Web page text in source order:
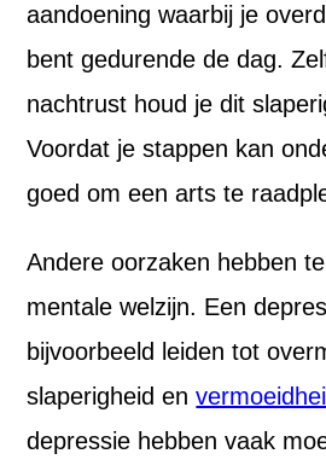
aandoening waarbij je
bent gedurende de dag.
nachtrust houd je dit
Voordat je stappen kan
goed om een arts te
Andere oorzaken hebben
mentale welzijn. Een
bijvoorbeeld leiden tot
slaperigheid en
depressie hebben vaak